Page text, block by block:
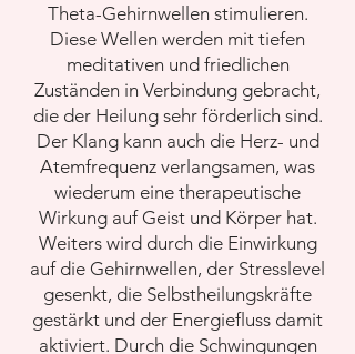
Theta-Gehirnwellen stimulieren.
Diese Wellen werden mit tiefen
meditativen und friedlichen
Zuständen in Verbindung gebracht,
die der Heilung sehr förderlich sind.
Der Klang kann auch die Herz- und
Atemfrequenz verlangsamen, was
wiederum eine therapeutische
Wirkung auf Geist und Körper hat.
Weiters wird durch die Einwirkung
auf die Gehirnwellen, der Stresslevel
gesenkt, die Selbstheilungskräfte
gestärkt und der Energiefluss damit
aktiviert. Durch die Schwingungen